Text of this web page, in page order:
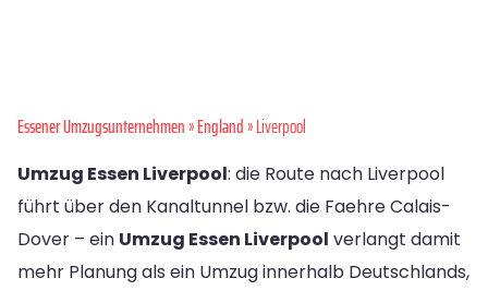
Essener Umzugsunternehmen»England» Liverpool
Umzug Essen Liverpool: die Route nach Liverpool
führt über den Kanaltunnel bzw. die Faehre Calais-
Dover – ein Umzug Essen Liverpool verlangt damit
mehr Planung als ein Umzug innerhalb Deutschlands,